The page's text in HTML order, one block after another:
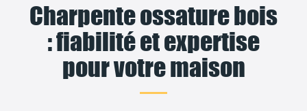
Charpente ossature bois
: fiabilité et expertise
pour votre maison